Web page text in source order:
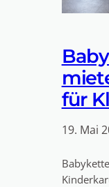
für
19. Mai